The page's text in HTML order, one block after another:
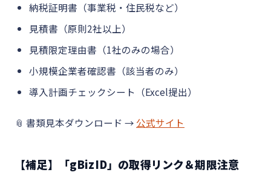
納税証明書（事業税・住民税など）
見積書（原則2社以上）
見積限定理由書（1社のみの場合）
小規模企業者確認書（該当者のみ）
導入計画チェックシート（Excel提出）
📎 書類見本ダウンロード → 公式サイト
【補足】「gBizID」の取得リンク＆期限注意